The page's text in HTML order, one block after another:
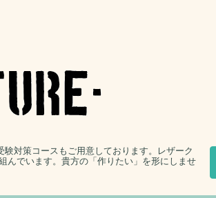
対策コースもご用意しております。レザーク
んでいます。貴方の「作りたい」を形にしませ